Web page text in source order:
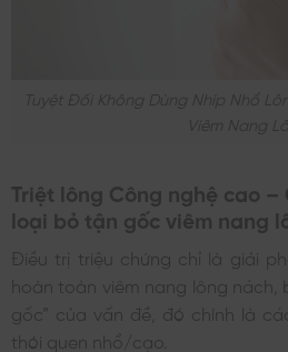
Tuyệt Đối Không Dùng Nhíp Nhổ
Viêm Nang
Triệt lông Công nghệ cao –
loại bỏ tận gốc viêm nang
Điều trị triệu chứng chỉ là giải
hoàn toàn viêm nang lông nách,
gốc” của vấn đề, đó chính là
thói quen nhổ/cạo.